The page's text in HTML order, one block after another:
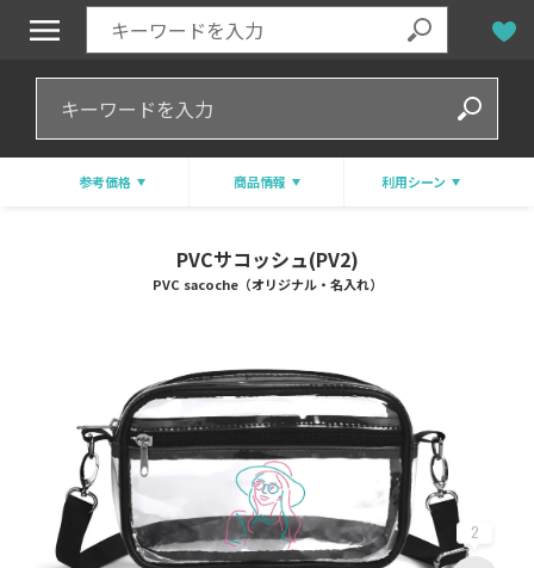
参考価格 商品情報 利用シーン
PVCサコッシュ(PV2)
PVC sacoche（オリジナル・名入れ）
2